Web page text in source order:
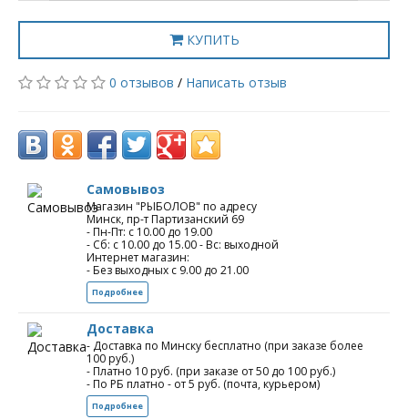
КУПИТЬ
0 отзывов / Написать отзыв
Самовывоз
Магазин "РЫБОЛОВ" по адресу
Минск, пр-т Партизанский 69
- Пн-Пт: с 10.00 до 19.00
- Сб: с 10.00 до 15.00 - Вс: выходной
Интернет магазин:
- Без выходных с 9.00 до 21.00
Подробнее
Доставка
- Доставка по Минску бесплатно (при заказе более
100 руб.)
- Платно 10 руб. (при заказе от 50 до 100 руб.)
- По РБ платно - от 5 руб. (почта, курьером)
Подробнее